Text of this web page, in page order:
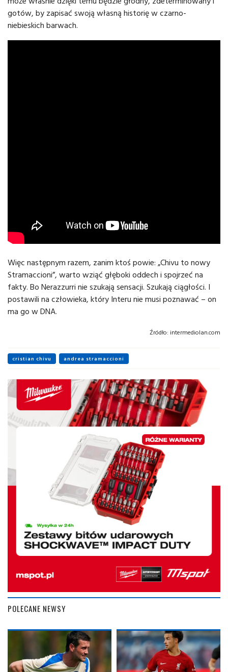
gotów, by zapisać swoją własną historię w czarno-
niebieskich barwach.
Więc następnym razem, zanim ktoś powie: „Chivu to nowy
Stramaccioni”, warto wziąć głęboki oddech i spojrzeć na
fakty. Bo Nerazzurri nie szukają sensacji. Szukają ciągłości. I
postawili na człowieka, który Interu nie musi poznawać – on
ma go w DNA.
Źródło: intermediolan.com
cristian chivu andrea stramaccioni
POLECANE NEWSY